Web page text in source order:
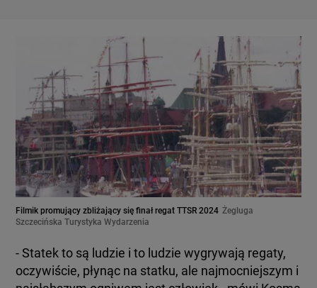
Filmik promujący zbliżający się finał regat TTSR 2024 Żegluga
Szczecińska Turystyka Wydarzenia
- Statek to są ludzie i to ludzie wygrywają regaty,
oczywiście, płynąc na statku, ale najmocniejszym i